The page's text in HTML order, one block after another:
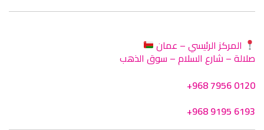
المركز الرئيسي – عمان
صلالة – شارع السلام – سوق الذهب
+968 7956 0120
+968 9195 6193